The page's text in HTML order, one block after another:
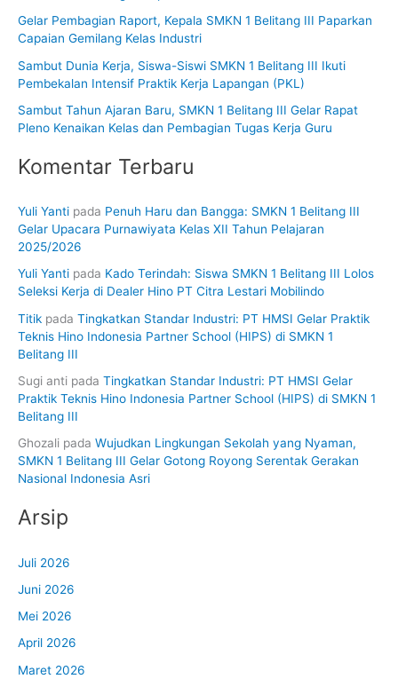
k
Gelar Pembagian Raport, Kepala SMKN 1 Belitang III Paparkan
Capaian Gemilang Kelas Industri
Sambut Dunia Kerja, Siswa-Siswi SMKN 1 Belitang III Ikuti
Pembekalan Intensif Praktik Kerja Lapangan (PKL)
Sambut Tahun Ajaran Baru, SMKN 1 Belitang III Gelar Rapat
Pleno Kenaikan Kelas dan Pembagian Tugas Kerja Guru
Komentar Terbaru
Yuli Yanti pada Penuh Haru dan Bangga: SMKN 1 Belitang III
Gelar Upacara Purnawiyata Kelas XII Tahun Pelajaran
2025/2026
Yuli Yanti pada Kado Terindah: Siswa SMKN 1 Belitang III Lolos
Seleksi Kerja di Dealer Hino PT Citra Lestari Mobilindo
Titik pada Tingkatkan Standar Industri: PT HMSI Gelar Praktik
Teknis Hino Indonesia Partner School (HIPS) di SMKN 1
Belitang III
Sugi anti pada Tingkatkan Standar Industri: PT HMSI Gelar
Praktik Teknis Hino Indonesia Partner School (HIPS) di SMKN 1
Belitang III
Ghozali pada Wujudkan Lingkungan Sekolah yang Nyaman,
SMKN 1 Belitang III Gelar Gotong Royong Serentak Gerakan
Nasional Indonesia Asri
Arsip
Juli 2026
Juni 2026
Mei 2026
April 2026
Maret 2026